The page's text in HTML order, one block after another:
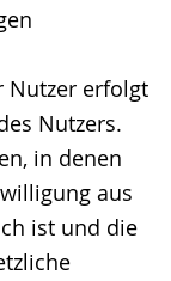
Nutzer erfolgt
Nutzers.
in denen
aus
ist und die